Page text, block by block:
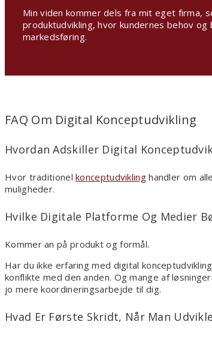
Min viden kommer dels fra mit eget firma,
produktudvikling, hvor kundernes behov
markedsføring.
FAQ Om Digital Konceptudvikling
Hvordan Adskiller Digital
Hvor traditionelkonceptudviklinghandler om
muligheder.
Hvilke Digitale Platforme Og Medier
Kommer an på produkt og formål.
Har du ikke erfaring med digital
konflikte med den anden. Og mange af
jo mere koordineringsarbejde til dig.
Hvad Er Første Skridt, Når Man